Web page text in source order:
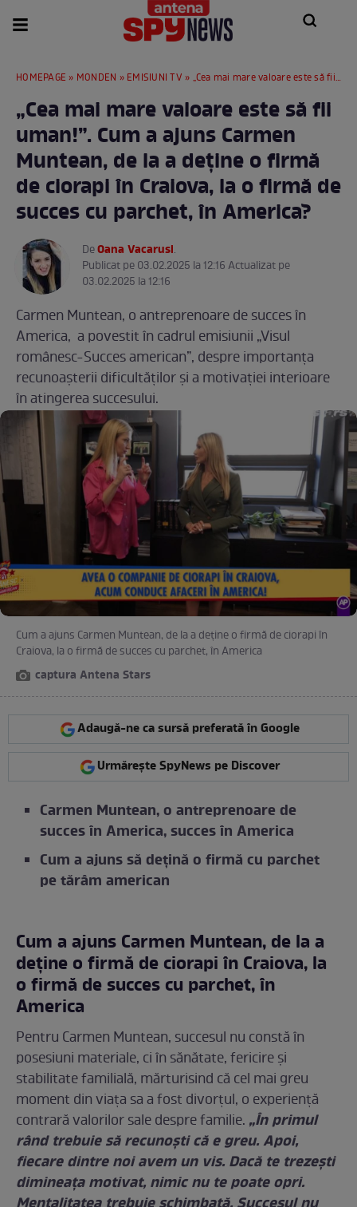
HOMEPAGE » MONDEN » EMISIUNI TV » „Cea mai mare valoare este să fii uman!”. Cum a ajuns Carmen Muntean, de la a deţine o firmă de ciorapi în Craiova, la o firmă de succes cu parchet, în America?
„Cea mai mare valoare este să fii
uman!”. Cum a ajuns Carmen
Muntean, de la a deţine o firmă
de ciorapi în Craiova, la o firmă de
succes cu parchet, în America?
DeOana Vacarusi.
Publicat pe 03.02.2025 la 12:16 Actualizat pe
03.02.2025 la 12:16
Carmen Muntean, o antreprenoare de succes în
America, a povestit în cadrul emisiunii „Visul
românesc-Succes american”, despre importanța
recunoașterii dificultăților și a motivației interioare
în atingerea succesului.
Cum a ajuns Carmen Muntean, de la a deţine o firmă de ciorapi în
Craiova, la o firmă de succes cu parchet, în America
captura Antena Stars
Adaugă-ne ca sursă preferată în Google
Urmărește SpyNews pe Discover
Carmen Muntean, o antreprenoare de
succes în America, succes în America
Cum a ajuns să dețină o firmă cu parchet
pe tărâm american
Cum a ajuns Carmen Muntean, de la a
deţine o firmă de ciorapi în Craiova, la
o firmă de succes cu parchet, în
America
Pentru Carmen Muntean, succesul nu constă în
posesiuni materiale, ci în sănătate, fericire și
stabilitate familială, mărturisind că cel mai greu
moment din viața sa a fost divorțul, o experiență
contrară valorilor sale despre familie. „În primul
rând trebuie să recunoşti că e greu. Apoi,
fiecare dintre noi avem un vis. Dacă te trezeşti
dimineaţa motivat, nimic nu te poate opri.